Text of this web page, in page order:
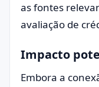
as fontes
avaliação de
Impacto
Embora a